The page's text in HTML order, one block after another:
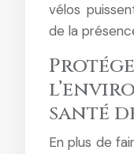
vélos
de la
santé
En plus de